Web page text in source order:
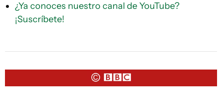
¿Ya conoces nuestro canal de YouTube?
¡Suscríbete!